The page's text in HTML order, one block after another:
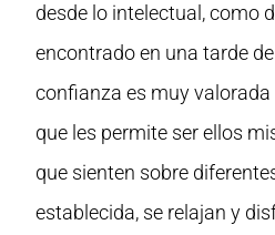
desde lo intelectual, como
encontrado en una tarde
confianza es muy valorada
que les permite ser ellos
que sienten sobre
establecida, se relajan y